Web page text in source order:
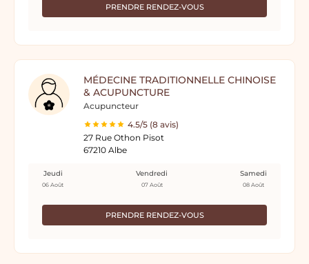
PRENDRE RENDEZ-VOUS
MÉDECINE TRADITIONNELLE CHINOISE
& ACUPUNCTURE
Acupuncteur
4.5/5 (8 avis)
27 Rue Othon Pisot
67210 Albe
PRENDRE RENDEZ-VOUS
Jeudi
06 Août
Vendredi
07 Août
Samedi
08 Août